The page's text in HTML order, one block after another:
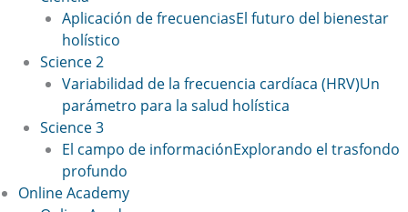
Aplicación de frecuenciasEl futuro del bienestar
holístico
Science 2
Variabilidad de la frecuencia cardíaca (HRV)Un
parámetro para la salud holística
Science 3
El campo de informaciónExplorando el trasfondo
profundo
Online Academy